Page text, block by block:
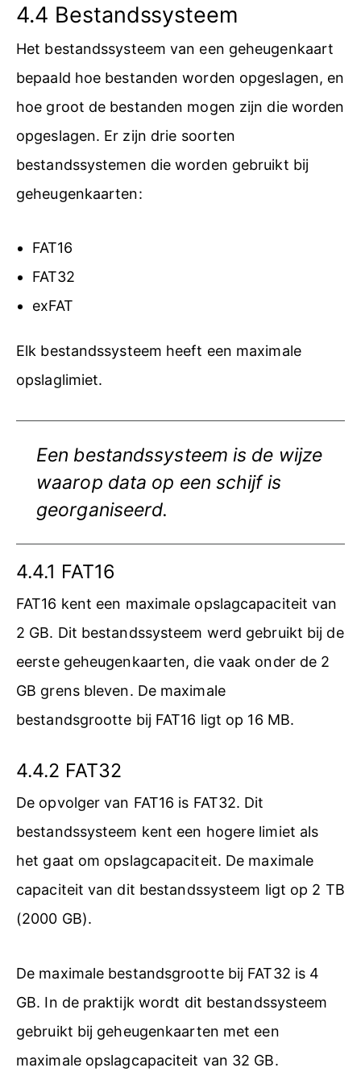
4.4 Bestandssysteem
Het bestandssysteem van een geheugenkaart
bepaald hoe bestanden worden opgeslagen, en
hoe groot de bestanden mogen zijn die worden
opgeslagen. Er zijn drie soorten
bestandssystemen die worden gebruikt bij
geheugenkaarten:
FAT16
FAT32
exFAT
Elk bestandssysteem heeft een maximale
opslaglimiet.
Een bestandssysteem is de wijze
waarop data op een schijf is
georganiseerd.
4.4.1 FAT16
FAT16 kent een maximale opslagcapaciteit van
2 GB. Dit bestandssysteem werd gebruikt bij de
eerste geheugenkaarten, die vaak onder de 2
GB grens bleven. De maximale
bestandsgrootte bij FAT16 ligt op 16 MB.
4.4.2 FAT32
De opvolger van FAT16 is FAT32. Dit
bestandssysteem kent een hogere limiet als
het gaat om opslagcapaciteit. De maximale
capaciteit van dit bestandssysteem ligt op 2 TB
(2000 GB).
De maximale bestandsgrootte bij FAT32 is 4
GB. In de praktijk wordt dit bestandssysteem
gebruikt bij geheugenkaarten met een
maximale opslagcapaciteit van 32 GB.